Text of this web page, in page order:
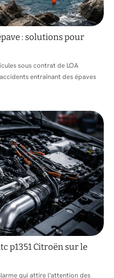
: solutions pour
sous contrat de LOA
entraînant des épaves
p1351 Citroën sur le
qui attire l’attention des